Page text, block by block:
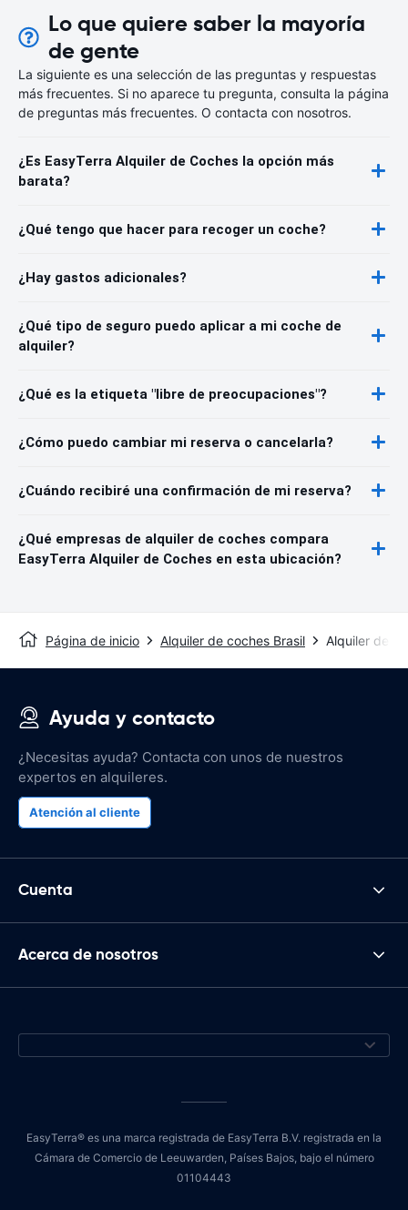
Lo que quiere saber la mayoría
de gente
La siguiente es una selección de las preguntas y respuestas
más frecuentes. Si no aparece tu pregunta, consulta la página
de preguntas más frecuentes. O contacta con nosotros.
¿Es EasyTerra Alquiler de Coches la opción más
barata?
¿Qué tengo que hacer para recoger un coche?
¿Hay gastos adicionales?
¿Qué tipo de seguro puedo aplicar a mi coche de
alquiler?
¿Qué es la etiqueta "libre de preocupaciones"?
¿Cómo puedo cambiar mi reserva o cancelarla?
¿Cuándo recibiré una confirmación de mi reserva?
¿Qué empresas de alquiler de coches compara
EasyTerra Alquiler de Coches en esta ubicación?
Página de inicio Alquiler de coches Brasil Alquiler de
Ayuda y contacto
¿Necesitas ayuda? Contacta con unos de nuestros
expertos en alquileres.
Atención al cliente
Cuenta
Acerca de nosotros
EasyTerra® es una marca registrada de EasyTerra B.V. registrada en la
Cámara de Comercio de Leeuwarden, Países Bajos, bajo el número
01104443